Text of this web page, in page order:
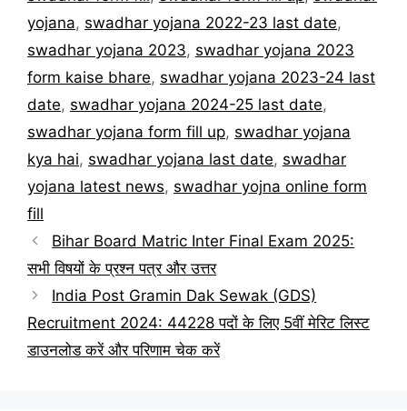
yojana, swadhar yojana 2022-23 last date,
swadhar yojana 2023, swadhar yojana 2023
form kaise bhare, swadhar yojana 2023-24 last
date, swadhar yojana 2024-25 last date,
swadhar yojana form fill up, swadhar yojana
kya hai, swadhar yojana last date, swadhar
yojana latest news, swadhar yojna online form
fill
Bihar Board Matric Inter Final Exam 2025:
सभी विषयों के प्रश्न पत्र और उत्तर
India Post Gramin Dak Sewak (GDS)
Recruitment 2024: 44228 पदों के लिए 5वीं मेरिट लिस्ट
डाउनलोड करें और परिणाम चेक करें